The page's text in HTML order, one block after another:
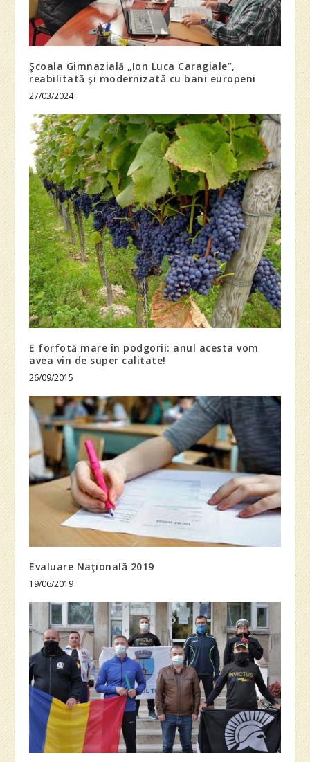
Şcoala Gimnazială „Ion Luca Caragiale”,
reabilitată şi modernizată cu bani europeni
27/03/2024
E forfotă mare în podgorii: anul acesta vom
avea vin de super calitate!
26/09/2015
Evaluare Naţională 2019
19/06/2019